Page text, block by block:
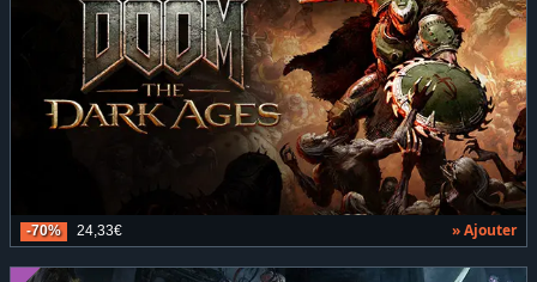
-70% 24,33€ » Ajouter